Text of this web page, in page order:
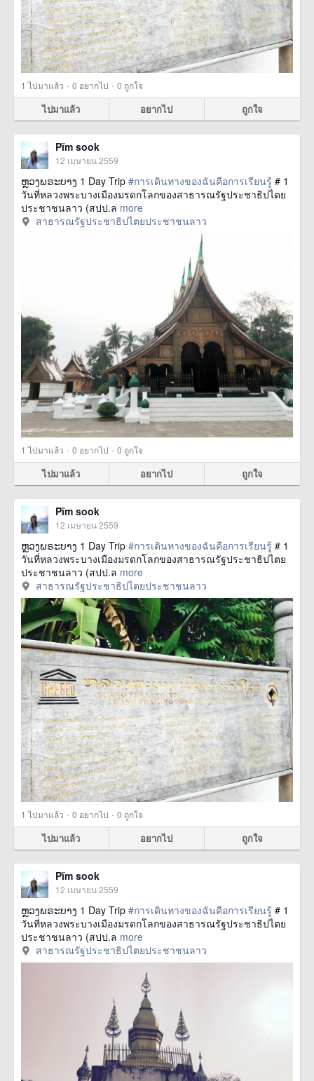
1 ไปมาแล้ว · 0 อยากไป · 0 ถูกใจ
ไปมาแล้ว อยากไป ถูกใจ
Pïm sook
12 เมษายน 2559
ຫຼວງພຣະບາງ 1 Day Trip #การเดินทางของฉันคือการเรียนรู้ # 1
วันที่หลวงพระบางเมืองมรดกโลกของสาธารณรัฐประชาธิปไตย
ประชาชนลาว (สปป.ล more
สาธารณรัฐประชาธิปไตยประชาชนลาว
1 ไปมาแล้ว · 0 อยากไป · 0 ถูกใจ
ไปมาแล้ว อยากไป ถูกใจ
Pïm sook
12 เมษายน 2559
ຫຼວງພຣະບາງ 1 Day Trip #การเดินทางของฉันคือการเรียนรู้ # 1
วันที่หลวงพระบางเมืองมรดกโลกของสาธารณรัฐประชาธิปไตย
ประชาชนลาว (สปป.ล more
สาธารณรัฐประชาธิปไตยประชาชนลาว
1 ไปมาแล้ว · 0 อยากไป · 0 ถูกใจ
ไปมาแล้ว อยากไป ถูกใจ
Pïm sook
12 เมษายน 2559
ຫຼວງພຣະບາງ 1 Day Trip #การเดินทางของฉันคือการเรียนรู้ # 1
วันที่หลวงพระบางเมืองมรดกโลกของสาธารณรัฐประชาธิปไตย
ประชาชนลาว (สปป.ล more
สาธารณรัฐประชาธิปไตยประชาชนลาว